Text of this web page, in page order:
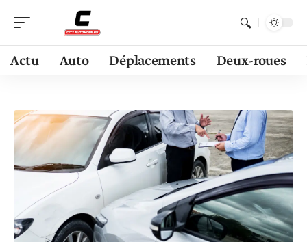
Actu Auto Déplacements Deux-roues